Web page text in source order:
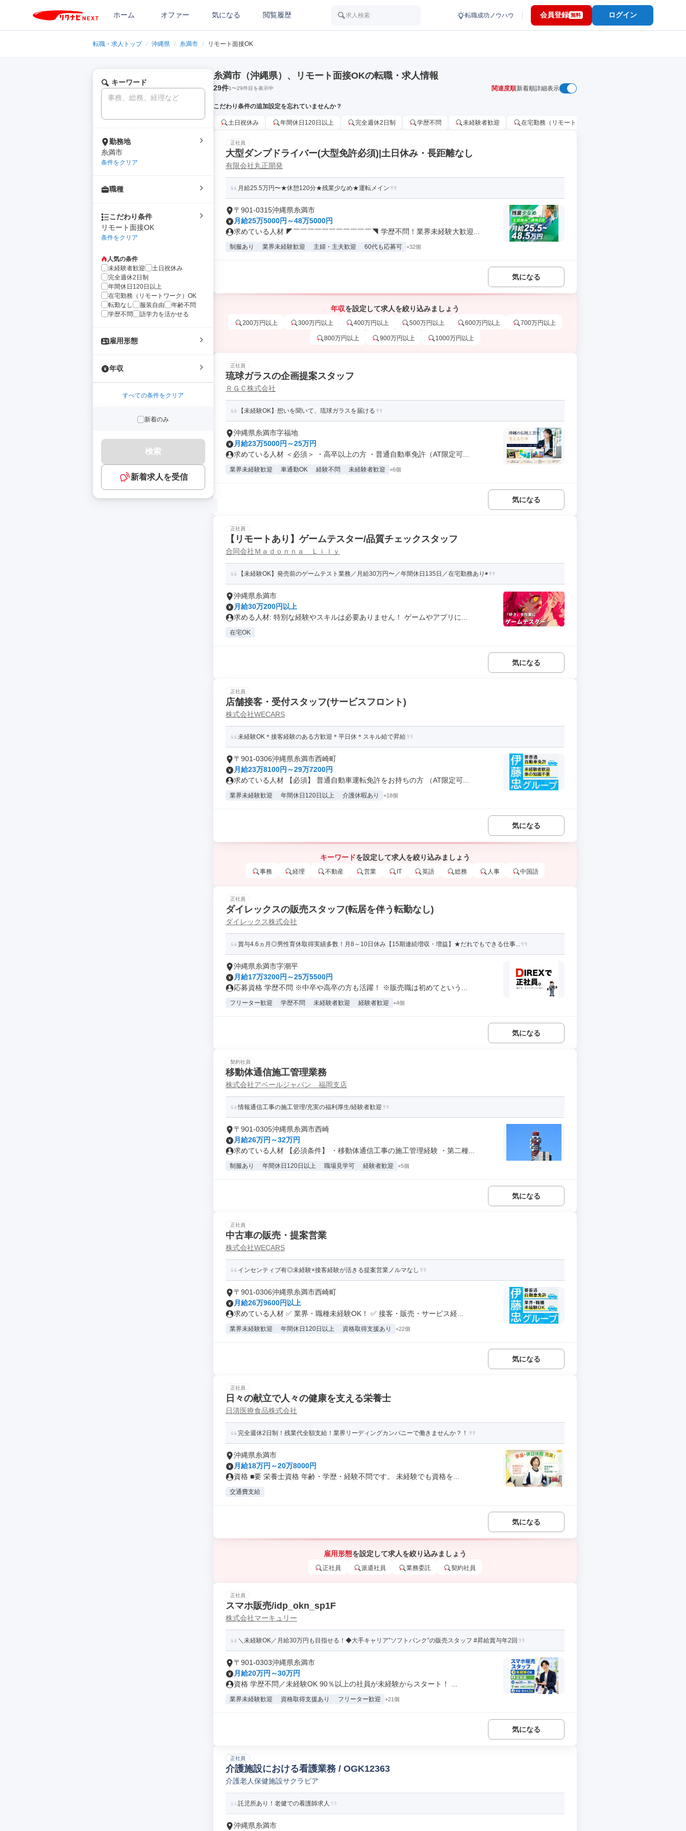
ホーム オファー 気になる 閲覧履歴 求人検索 転職成功ノウハウ 会員登録 無料 ログイン
転職・求人トップ / 沖縄県 / 糸満市 / リモート面接OK
キーワード
勤務地
糸満市
条件をクリア
職種
こだわり条件
リモート面接OK
条件をクリア
人気の条件
未経験者歓迎
土日祝休み
完全週休2日制
年間休日120日以上
在宅勤務（リモートワーク）OK
転勤なし
服装自由
年齢不問
学歴不問
語学力を活かせる
雇用形態
年収
すべての条件をクリア
新着のみ
検索
新着求人を受信
糸満市（沖縄県）、リモート面接OKの転職・求人情報
29件1〜29件目を表示中 関連度順新着順詳細表示
こだわり条件の追加設定を忘れていませんか？
土日祝休み 年間休日120日以上 完全週休2日制 学歴不問 未経験者歓迎 在宅勤務（リモートワーク）OK
正社員
大型ダンプドライバー(大型免許必須)|土日休み・長距離なし
有限会社丸正開発
月給25.5万円〜★休憩120分★残業少なめ★運転メイン
〒901-0315沖縄県糸満市
月給25万5000円～48万5000円
求めている人材 ◤￣￣￣￣￣￣￣￣￣￣￣◥ 学歴不問！業界未経験大歓迎...
制服あり 業界未経験歓迎 主婦・主夫歓迎 60代も応募可 +32個
気になる
年収を設定して求人を絞り込みましょう
200万円以上 300万円以上 400万円以上 500万円以上 600万円以上 700万円以上
800万円以上 900万円以上 1000万円以上
正社員
琉球ガラスの企画提案スタッフ
ＲＧＣ株式会社
【未経験OK】想いを聞いて、琉球ガラスを届ける
沖縄県糸満市字福地
月給23万5000円～25万円
求めている人材 ＜必須＞ ・高卒以上の方 ・普通自動車免許（AT限定可...
業界未経験歓迎 車通勤OK 経験不問 未経験者歓迎 +6個
気になる
正社員
【リモートあり】ゲームテスター/品質チェックスタッフ
合同会社Ｍａｄｏｎｎａ Ｌｉｌｙ
【未経験OK】発売前のゲームテスト業務／月給30万円〜／年間休日135日／在宅勤務あり◉
沖縄県糸満市
月給30万200円以上
求める人材: 特別な経験やスキルは必要ありません！ ゲームやアプリに...
在宅OK
気になる
正社員
店舗接客・受付スタッフ(サービスフロント)
株式会社WECARS
未経験OK＊接客経験のある方歓迎＊平日休＊スキル給で昇給
〒901-0306沖縄県糸満市西崎町
月給23万8100円～29万7200円
求めている人材 【必須】 普通自動車運転免許をお持ちの方 （AT限定可...
業界未経験歓迎 年間休日120日以上 介護休暇あり +18個
気になる
キーワードを設定して求人を絞り込みましょう
事務 経理 不動産 営業 IT 英語 総務 人事 中国語
正社員
ダイレックスの販売スタッフ(転居を伴う転勤なし)
ダイレックス株式会社
賞与4.6ヵ月◎男性育休取得実績多数！月8～10日休み【15期連続増収・増益】★だれでもできる仕事...
沖縄県糸満市字潮平
月給17万3200円～25万5500円
応募資格 学歴不問 ※中卒や高卒の方も活躍！ ※販売職は初めてという...
フリーター歓迎 学歴不問 未経験者歓迎 経験者歓迎 +4個
気になる
契約社員
移動体通信施工管理業務
株式会社アベールジャパン 福岡支店
情報通信工事の施工管理/充実の福利厚生/経験者歓迎
〒901-0305沖縄県糸満市西崎
月給26万円～32万円
求めている人材 【必須条件】 ・移動体通信工事の施工管理経験 ・第二種...
制服あり 年間休日120日以上 職場見学可 経験者歓迎 +5個
気になる
正社員
中古車の販売・提案営業
株式会社WECARS
インセンティブ有◎未経験×接客経験が活きる提案営業ノルマなし
〒901-0306沖縄県糸満市西崎町
月給26万9600円以上
求めている人材 ✅ 業界・職種未経験OK！ ✅ 接客・販売・サービス経...
業界未経験歓迎 年間休日120日以上 資格取得支援あり +22個
気になる
正社員
日々の献立で人々の健康を支える栄養士
日清医療食品株式会社
完全週休2日制！残業代全額支給！業界リーディングカンパニーで働きませんか？！
沖縄県糸満市
月給18万円～20万8000円
資格 ■要 栄養士資格 年齢・学歴・経験不問です。 未経験でも資格を...
交通費支給
気になる
雇用形態を設定して求人を絞り込みましょう
正社員 派遣社員 業務委託 契約社員
正社員
スマホ販売/idp_okn_sp1F
株式会社マーキュリー
＼未経験OK／月給30万円も目指せる！◆大手キャリア”ソフトバンク”の販売スタッフ #昇給賞与年2回
〒901-0303沖縄県糸満市
月給20万円～30万円
資格 学歴不問／未経験OK 90％以上の社員が未経験からスタート！ ...
業界未経験歓迎 資格取得支援あり フリーター歓迎 +21個
気になる
正社員
介護施設における看護業務 / OGK12363
介護老人保健施設サクラビア
託児所あり！老健での看護師求人
沖縄県糸満市